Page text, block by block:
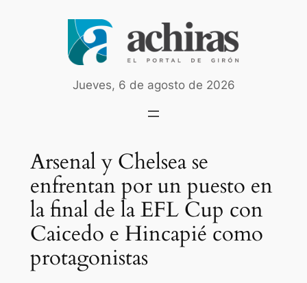
Jueves, 6 de agosto de 2026
Arsenal y Chelsea se
enfrentan por un puesto en
la final de la EFL Cup con
Caicedo e Hincapié como
protagonistas